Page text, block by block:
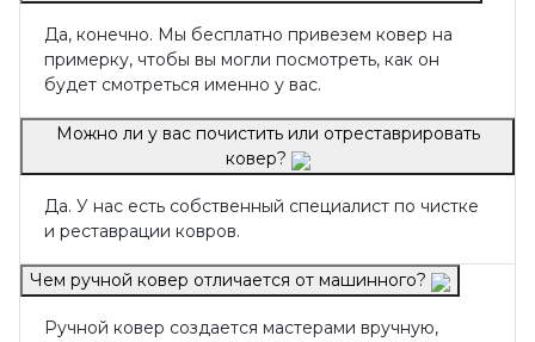
Да, конечно. Мы бесплатно привезем ковер на
примерку, чтобы вы могли посмотреть, как он
будет смотреться именно у вас.
Можно ли у вас почистить или отреставрировать
ковер?
Да. У нас есть собственный специалист по чистке
и реставрации ковров.
Чем ручной ковер отличается от машинного?
Ручной ковер создается мастерами вручную,